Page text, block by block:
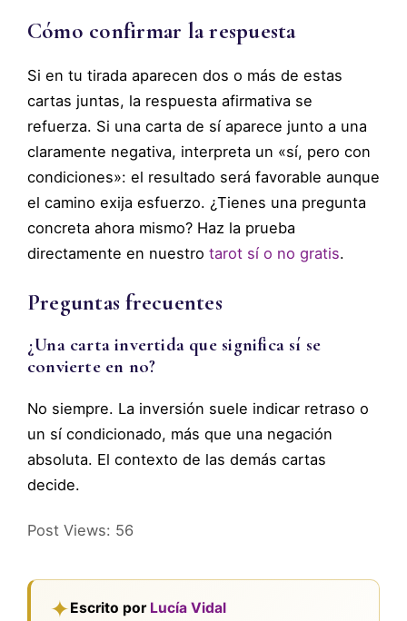
Cómo confirmar la respuesta
Si en tu tirada aparecen dos o más de estas
cartas juntas, la respuesta afirmativa se
refuerza. Si una carta de sí aparece junto a una
claramente negativa, interpreta un «sí, pero con
condiciones»: el resultado será favorable aunque
el camino exija esfuerzo. ¿Tienes una pregunta
concreta ahora mismo? Haz la prueba
directamente en nuestro tarot sí o no gratis.
Preguntas frecuentes
¿Una carta invertida que significa sí se
convierte en no?
No siempre. La inversión suele indicar retraso o
un sí condicionado, más que una negación
absoluta. El contexto de las demás cartas
decide.
Post Views: 56
✦Escrito por Lucía Vidal